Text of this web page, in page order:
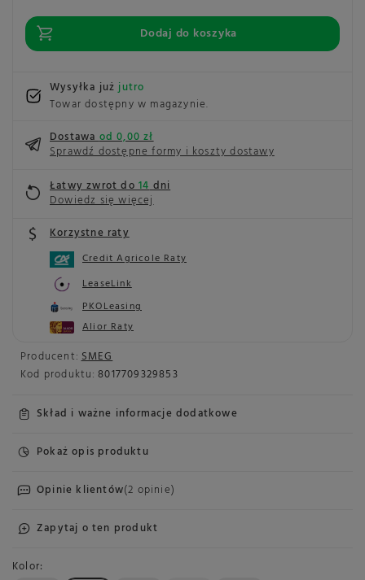
Producent: SMEG
Kod produktu: 8017709329853
Skład i ważne informacje dodatkowe
Pokaż opis produktu
Opinie klientów(2 opinie)
Zapytaj o ten produkt
Kolor
Dodaj do koszyka
Wysyłka jużjutro
Towar dostępny w magazynie
Dostawaod 0,00 zł
Sprawdź dostępne formy i koszty dostawy
Łatwy zwrot do14dni
Dowiedz się więcej
Korzystne raty
Credit Agricole Raty
LeaseLink
PKOLeasing
Alior Raty